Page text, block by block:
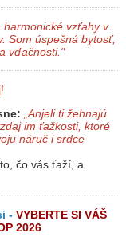
harmonické vzťahy v
Som úspešná bytosť,
vďačnosti."
„Anjeli ti žehnajú
im ťažkosti, ktoré
náruč i srdce
čo vás ťaží, a
- VYBERTE SI VÁŠ
2026